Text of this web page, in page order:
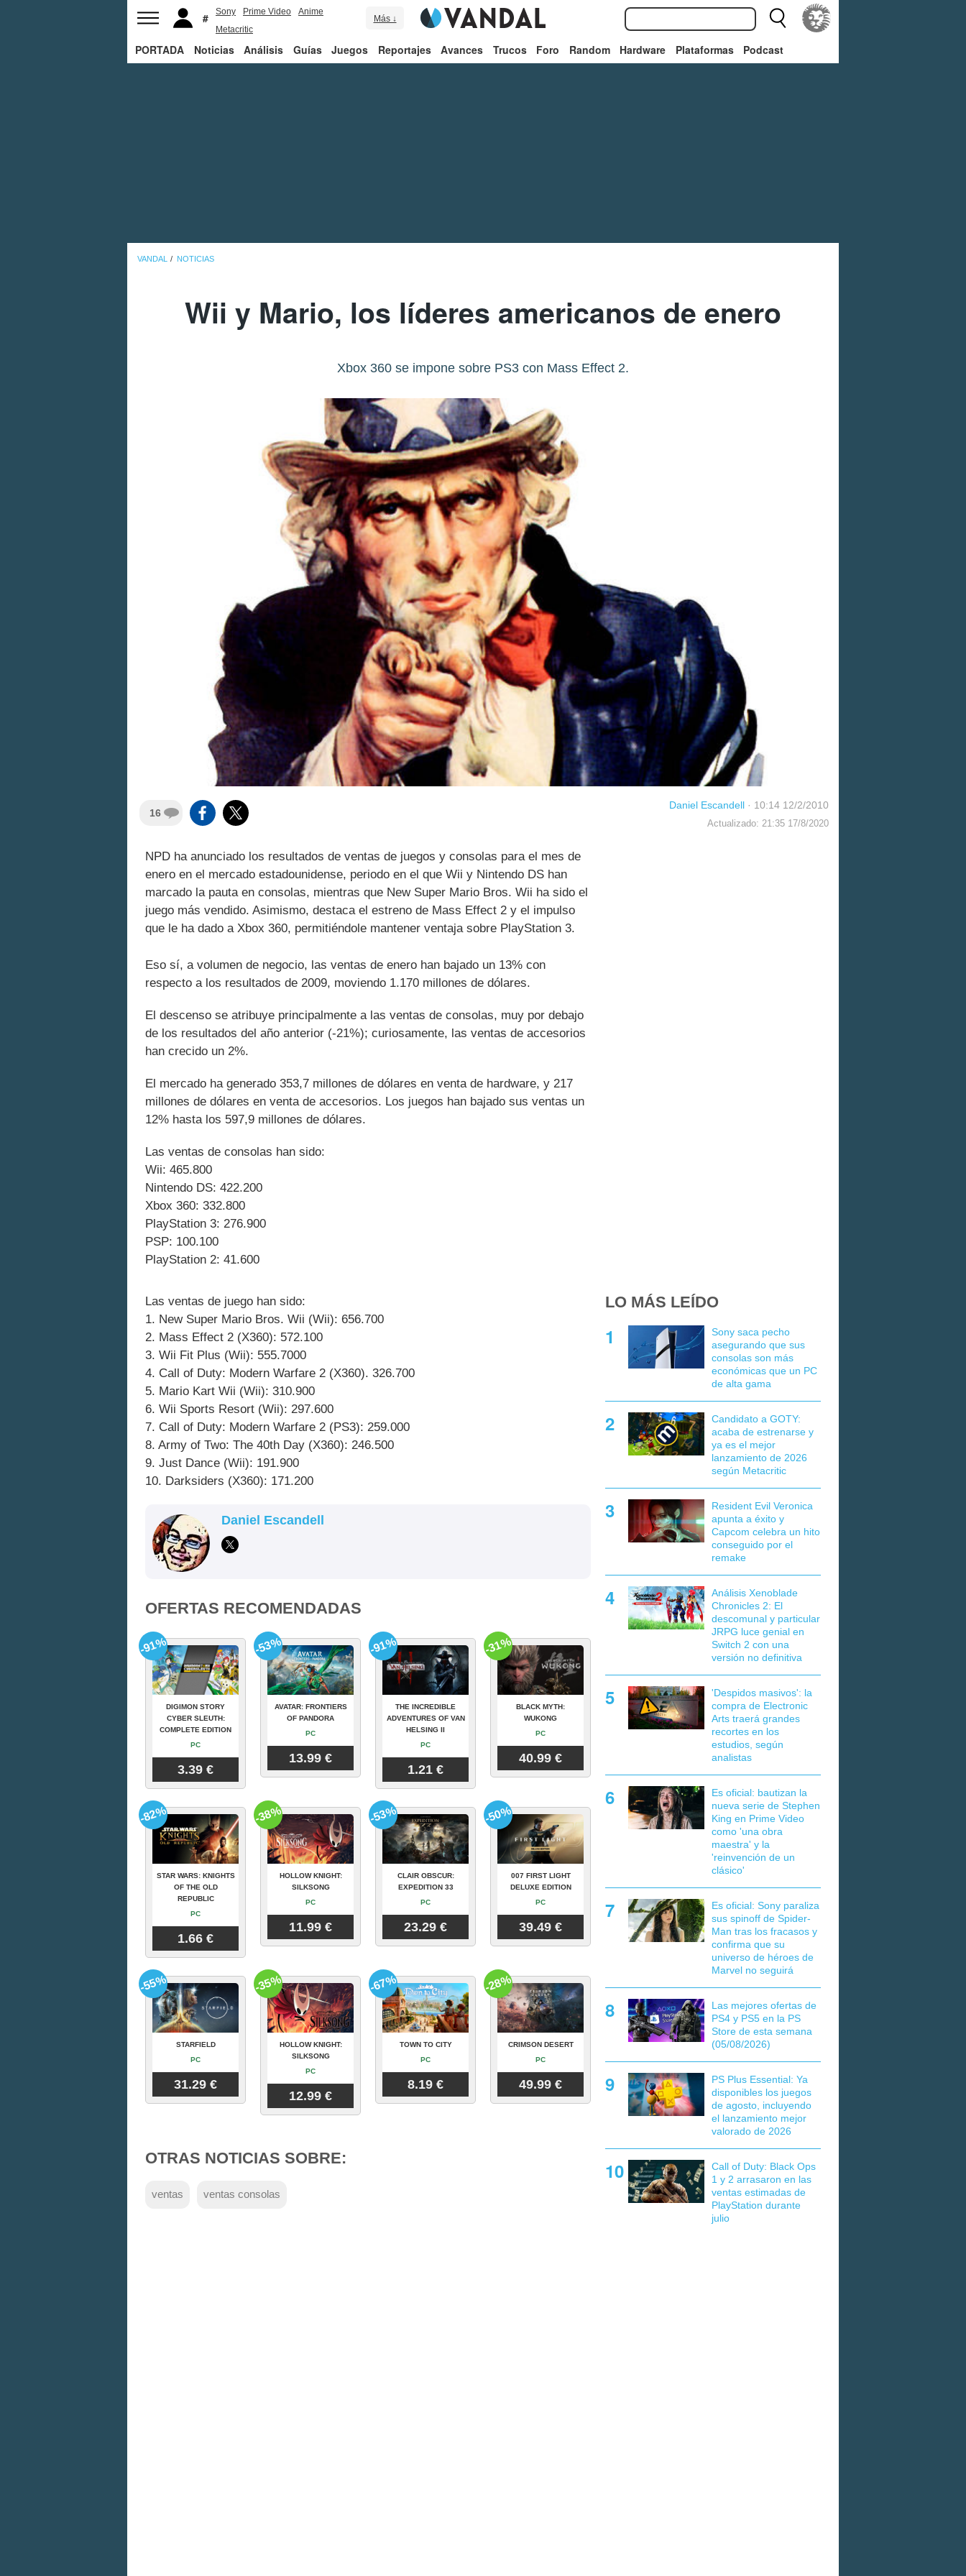
Sony Prime Video
Anime
Metacritic
Más ↓
PORTADA Noticias Análisis Guías Juegos Reportajes Avances Trucos Foro Random Hardware Plataformas Podcast
VANDAL NOTICIAS
Wii y Mario, los líderes americanos de enero
Xbox 360 se impone sobre PS3 con Mass Effect 2.
16
Daniel Escandell · 10:14 12/2/2010
Actualizado: 21:35 17/8/2020
NPD ha anunciado los resultados de ventas de juegos y consolas para el mes de
enero en el mercado estadounidense, periodo en el que Wii y Nintendo DS han
marcado la pauta en consolas, mientras que New Super Mario Bros. Wii ha sido el
juego más vendido. Asimismo, destaca el estreno de Mass Effect 2 y el impulso
que le ha dado a Xbox 360, permitiéndole mantener ventaja sobre PlayStation 3.
Eso sí, a volumen de negocio, las ventas de enero han bajado un 13% con
respecto a los resultados de 2009, moviendo 1.170 millones de dólares.
El descenso se atribuye principalmente a las ventas de consolas, muy por debajo
de los resultados del año anterior (-21%); curiosamente, las ventas de accesorios
han crecido un 2%.
El mercado ha generado 353,7 millones de dólares en venta de hardware, y 217
millones de dólares en venta de accesorios. Los juegos han bajado sus ventas un
12% hasta los 597,9 millones de dólares.
Las ventas de consolas han sido:
Wii: 465.800
Nintendo DS: 422.200
Xbox 360: 332.800
PlayStation 3: 276.900
PSP: 100.100
PlayStation 2: 41.600
Las ventas de juego han sido:
1. New Super Mario Bros. Wii (Wii): 656.700
2. Mass Effect 2 (X360): 572.100
3. Wii Fit Plus (Wii): 555.7000
4. Call of Duty: Modern Warfare 2 (X360). 326.700
5. Mario Kart Wii (Wii): 310.900
6. Wii Sports Resort (Wii): 297.600
7. Call of Duty: Modern Warfare 2 (PS3): 259.000
8. Army of Two: The 40th Day (X360): 246.500
9. Just Dance (Wii): 191.900
10. Darksiders (X360): 171.200
Daniel Escandell
OFERTAS RECOMENDADAS
DIGIMON STORY
CYBER SLEUTH:
COMPLETE EDITION
PC
3.39 €
-91%
AVATAR: FRONTIERS
OF PANDORA
PC
13.99 €
-53%
THE INCREDIBLE
ADVENTURES OF VAN
HELSING II
PC
1.21 €
-91%
BLACK MYTH:
WUKONG
PC
40.99 €
-31%
STAR WARS: KNIGHTS
OF THE OLD
REPUBLIC
PC
1.66 €
-82%
HOLLOW KNIGHT:
SILKSONG
PC
11.99 €
-38%
CLAIR OBSCUR:
EXPEDITION 33
PC
23.29 €
-53%
007 FIRST LIGHT
DELUXE EDITION
PC
39.49 €
-50%
STARFIELD
PC
31.29 €
-55%
HOLLOW KNIGHT:
SILKSONG
PC
12.99 €
-35%
TOWN TO CITY
PC
8.19 €
-67%
CRIMSON DESERT
PC
49.99 €
-28%
OTRAS NOTICIAS SOBRE:
ventas ventas consolas
LO MÁS LEÍDO
Sony saca pecho
asegurando que sus
consolas son más
económicas que un PC
de alta gama
Candidato a GOTY:
acaba de estrenarse y
ya es el mejor
lanzamiento de 2026
según Metacritic
Resident Evil Veronica
apunta a éxito y
Capcom celebra un hito
conseguido por el
remake
Análisis Xenoblade
Chronicles 2: El
descomunal y particular
JRPG luce genial en
Switch 2 con una
versión no definitiva
'Despidos masivos': la
compra de Electronic
Arts traerá grandes
recortes en los
estudios, según
analistas
Es oficial: bautizan la
nueva serie de Stephen
King en Prime Video
como 'una obra
maestra' y la
'reinvención de un
clásico'
Es oficial: Sony paraliza
sus spinoff de Spider-
Man tras los fracasos y
confirma que su
universo de héroes de
Marvel no seguirá
Las mejores ofertas de
PS4 y PS5 en la PS
Store de esta semana
(05/08/2026)
PS Plus Essential: Ya
disponibles los juegos
de agosto, incluyendo
el lanzamiento mejor
valorado de 2026
Call of Duty: Black Ops
1 y 2 arrasaron en las
ventas estimadas de
PlayStation durante
julio